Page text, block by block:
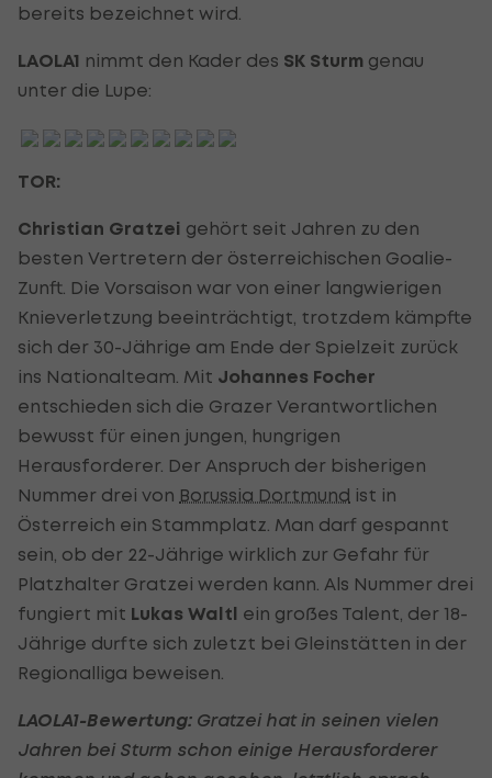
bereits bezeichnet wird.
LAOLA1 nimmt den Kader des SK Sturm genau
unter die Lupe:
TOR:
Christian Gratzei gehört seit Jahren zu den
besten Vertretern der österreichischen Goalie-
Zunft. Die Vorsaison war von einer langwierigen
Knieverletzung beeinträchtigt, trotzdem kämpfte
sich der 30-Jährige am Ende der Spielzeit zurück
ins Nationalteam. Mit Johannes Focher
entschieden sich die Grazer Verantwortlichen
bewusst für einen jungen, hungrigen
Herausforderer. Der Anspruch der bisherigen
Nummer drei von Borussia Dortmund ist in
Österreich ein Stammplatz. Man darf gespannt
sein, ob der 22-Jährige wirklich zur Gefahr für
Platzhalter Gratzei werden kann. Als Nummer drei
fungiert mit Lukas Waltl ein großes Talent, der 18-
Jährige durfte sich zuletzt bei Gleinstätten in der
Regionalliga beweisen.
LAOLA1-Bewertung: Gratzei hat in seinen vielen
Jahren bei Sturm schon einige Herausforderer